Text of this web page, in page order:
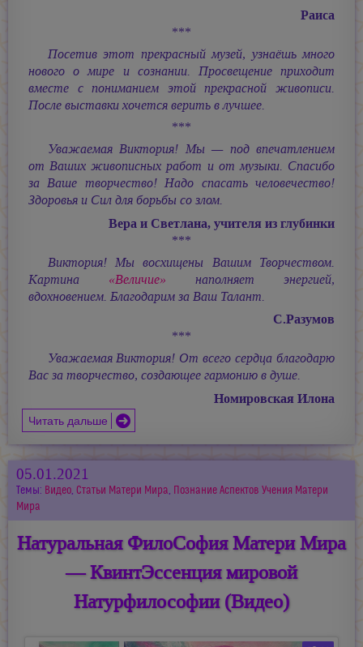
Раиса
***
Посетив этот прекрасный музей, узнаёшь много
нового о мире и сознании. Просвещение приходит
вместе с пониманием этой прекрасной живописи.
После выставки хочется верить в лучшее.
***
Уважаемая Виктория! Мы — под впечатлением
от Ваших живописных работ и от музыки. Спасибо
за Ваше творчество! Надо спасать человечество!
Здоровья и Сил для борьбы со злом.
Вера и Светлана, учителя из глубинки
***
Виктория! Мы восхищены Вашим Творчеством.
Картина «Величие» наполняет энергией,
вдохновением. Благодарим за Ваш Талант.
С.Разумов
***
Уважаемая Виктория! От всего сердца благодарю
Вас за творчество, создающее гармонию в душе.
Номировская Илона
Читать дальше
05.01.2021
Темы: Видео, Статьи Матери Мира, Познание Аспектов Учения Матери
Мира
Натуральная ФилоСофия Матери Мира
— КвинтЭссенция мировой
Натурфилософии (Видео)